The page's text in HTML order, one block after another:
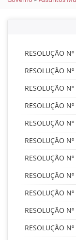
RESOLUÇÃO
RESOLUÇÃO
RESOLUÇÃO
RESOLUÇÃO
RESOLUÇÃO
RESOLUÇÃO
RESOLUÇÃO
RESOLUÇÃO
RESOLUÇÃO
RESOLUÇÃO
RESOLUÇÃO